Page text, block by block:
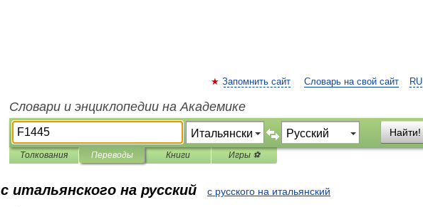
RU
Запомнить сайт Словарь на свой сайт
Словари и энциклопедии на Академике
Найти!
Толкования Переводы Книги Игры ⚽
с итальянского на русский с русского на итальянский